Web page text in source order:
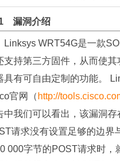
漏洞介绍
Linksys WRT54G是一款
支持第三方固件，从而使
具有可自由定制的功能。
官网（ http://
中我们可以看出，该漏洞
请求没有设置足够的边界
000字节的POST请求时，